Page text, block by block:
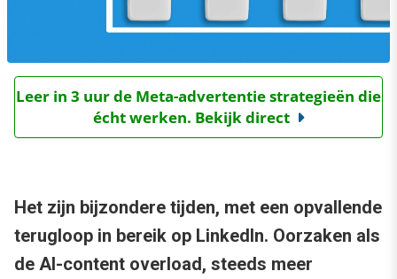
Leer in 3 uur de Meta-advertentie strategieën die
écht werken. Bekijk direct
Het zijn bijzondere tijden, met een opvallende
terugloop in bereik op LinkedIn. Oorzaken als
de AI-content overload, steeds meer